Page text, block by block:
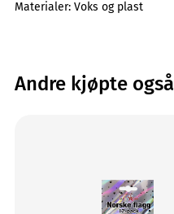
Materialer: Voks og plast
Andre kjøpte også